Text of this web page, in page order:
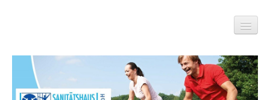
Standorte